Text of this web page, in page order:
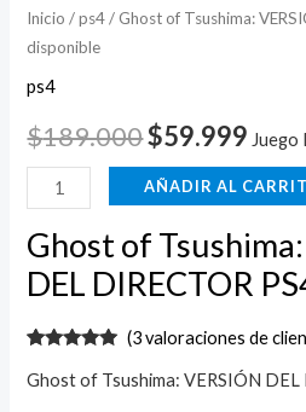
Inicio /ps4/ Ghost of Tsushima:
disponible
ps4
$189.000$59.999 Juego
AÑADIR AL
Ghost of
DEL DIRECTOR
con5.00de
(3valoraciones de
Ghost of Tsushima: VERSIÓN DEL